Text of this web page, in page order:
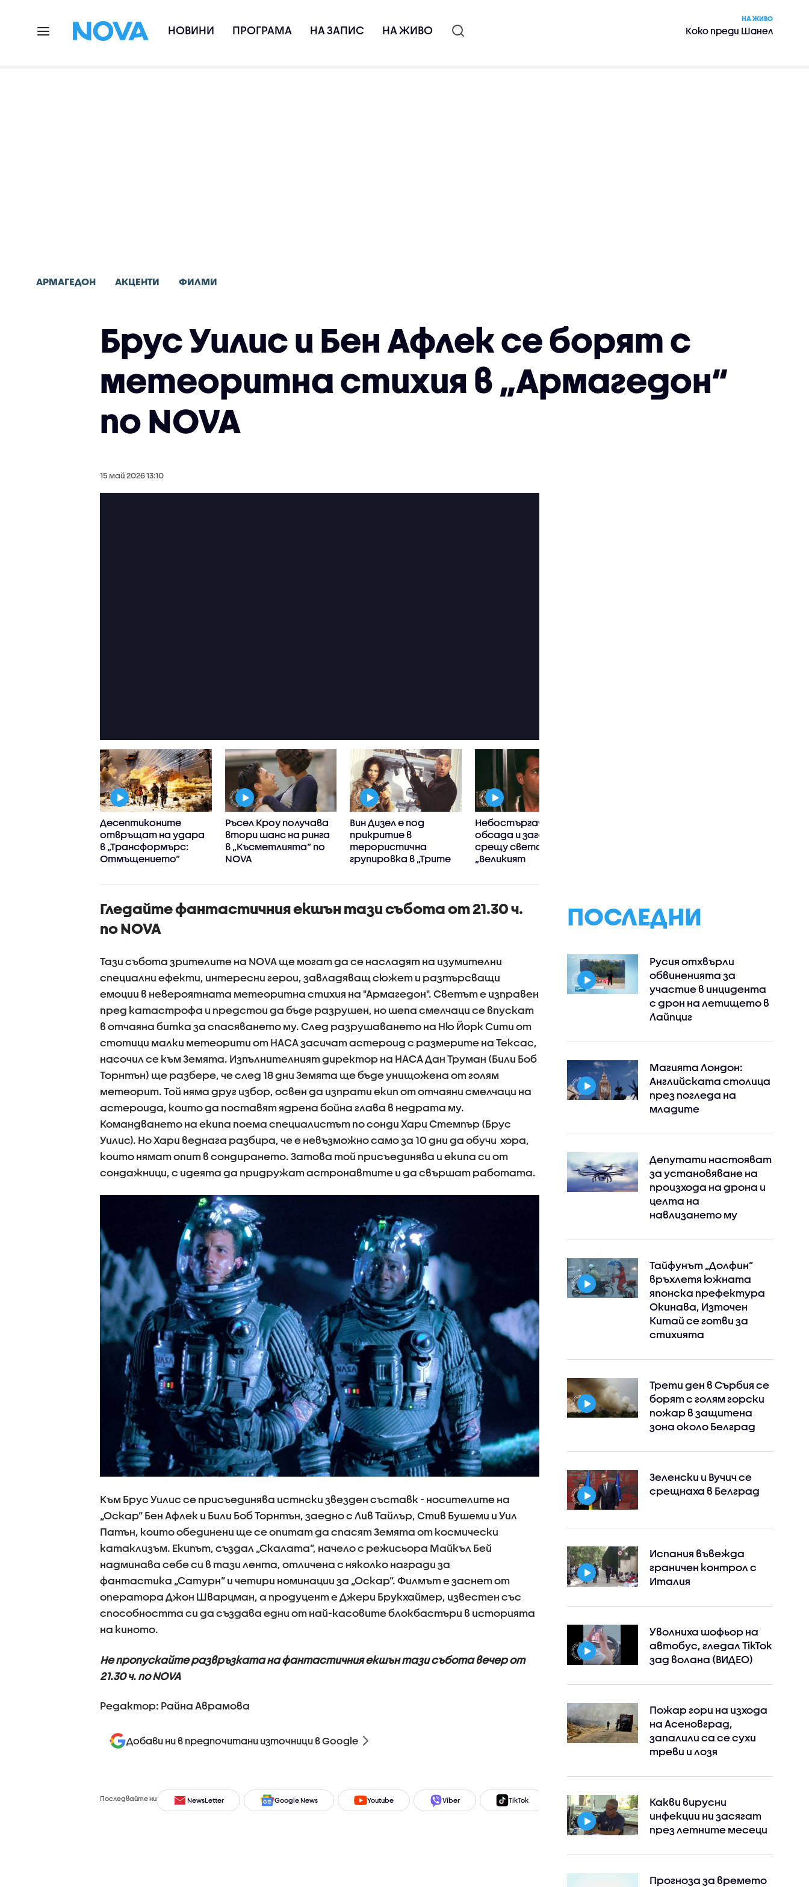
НОВИНИ ПРОГРАМА НА ЗАПИС НА ЖИВО
НА ЖИВО
Коко преди Шанел
АРМАГЕДОН АКЦЕНТИ ФИЛМИ
Брус Уилис и Бен Афлек се борят с
метеоритна стихия в „Армагедон“
по NOVA
15 май 2026 13:10
Десептиконите
отвръщат на удара
в „Трансформърс:
Отмъщението“
Ръсел Кроу получава
втори шанс на ринга
в „Късметлията“ по
NOVA
Вин Дизел е под
прикритие в
терористична
групировка в „Трите
Небостъргач под
обсада и заговор
срещу света във
„Великият
Гледайте фантастичния екшън тази събота от 21.30 ч.
по NOVA
Тази събота зрителите на NOVA ще могат да се насладят на изумителни
специални ефекти, интересни герои, завладяващ сюжет и разтърсващи
емоции в невероятната метеоритна стихия на "Армагедон". Светът е изправен
пред катастрофа и предстои да бъде разрушен, но шепа смелчаци се впускат
в отчаяна битка за спасяването му. След разрушаването на Ню Йорк Сити от
стотици малки метеорити от НАСА засичат астероид с размерите на Тексас,
насочил се към Земята. Изпълнителният директор на НАСА Дан Труман (Били Боб
Торнтън) ще разбере, че след 18 дни Земята ще бъде унищожена от голям
метеорит. Той няма друг избор, освен да изпрати екип от отчаяни смелчаци на
астероида, които да поставят ядрена бойна глава в недрата му.
Командването на екипа поема специалистът по сонди Хари Стемпър (Брус
Уилис). Но Хари веднага разбира, че е невъзможно само за 10 дни да обучи хора,
които нямат опит в сондирането. Затова той присъединява и екипа си от
сондажници, с идеята да придружат астронавтите и да свършат работата.
Към Брус Уилис се присъединява истнски звезден съставк - носителите на
„Оскар” Бен Афлек и Били Боб Торнтън, заедно с Лив Тайлър, Стив Бушеми и Уил
Патън, които обединени ще се опитат да спасят Земята от космически
катаклизъм. Екипът, създал „Скалата”, начело с режисьора Майкъл Бей
надминава себе си в тази лента, отличена с няколко награди за
фантастика „Сатурн” и четири номинации за „Оскар”. Филмът е заснет от
оператора Джон Шварцман, а продуцент е Джери Брукхаймер, известен със
способността си да създава едни от най-касовите блокбастъри в историята
на киното.
Не пропускайте развръзката на фантастичния екшън тази събота вечер от
21.30 ч. по NOVA
Редактор: Райна Аврамова
Добави ни в предпочитани източници в Google
Последвайте ни NewsLetter Google News Youtube Viber TikTok Instagram Facebook
ПОСЛЕДНИ
Русия отхвърли
обвиненията за
участие в инцидента
с дрон на летището в
Лайпциг
Магията Лондон:
Английската столица
през погледа на
младите
Депутати настояват
за установяване на
произхода на дрона и
целта на
навлизането му
Тайфунът „Долфин”
връхлетя южната
японска префектура
Окинава, Източен
Китай се готви за
стихията
Трети ден в Сърбия се
борят с голям горски
пожар в защитена
зона около Белград
Зеленски и Вучич се
срещнаха в Белград
Испания въвежда
граничен контрол с
Италия
Уволниха шофьор на
автобус, гледал TikTok
зад волана (ВИДЕО)
Пожар гори на изхода
на Асеновград,
запалили са се сухи
треви и лозя
Какви вирусни
инфекции ни засягат
през летните месеци
Прогноза за времето